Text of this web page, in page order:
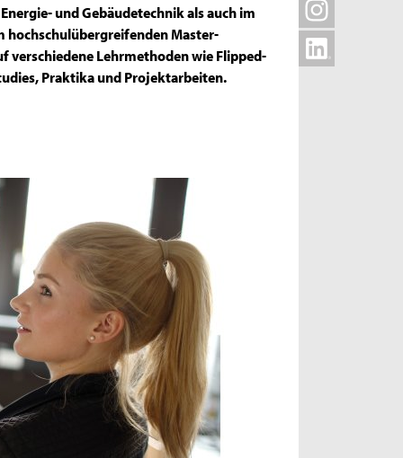
und Gebäudetechnik als auch im
hochschulübergreifenden Master-
verschiedene Lehrmethoden wie Flipped-
Praktika und Projektarbeiten.